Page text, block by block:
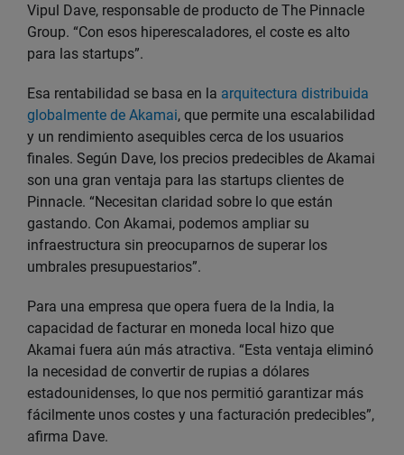
Vipul Dave, responsable de producto de The Pinnacle
Group. “Con esos hiperescaladores, el coste es alto
para las startups”.
Esa rentabilidad se basa en la arquitectura distribuida
globalmente de Akamai, que permite una escalabilidad
y un rendimiento asequibles cerca de los usuarios
finales. Según Dave, los precios predecibles de Akamai
son una gran ventaja para las startups clientes de
Pinnacle. “Necesitan claridad sobre lo que están
gastando. Con Akamai, podemos ampliar su
infraestructura sin preocuparnos de superar los
umbrales presupuestarios”.
Para una empresa que opera fuera de la India, la
capacidad de facturar en moneda local hizo que
Akamai fuera aún más atractiva. “Esta ventaja eliminó
la necesidad de convertir de rupias a dólares
estadounidenses, lo que nos permitió garantizar más
fácilmente unos costes y una facturación predecibles”,
afirma Dave.